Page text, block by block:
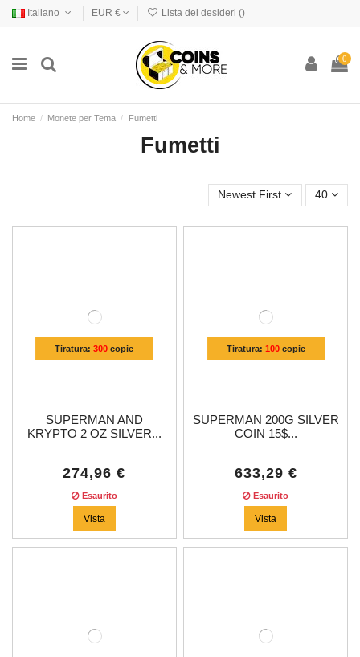
Italiano EUR € Lista dei desideri ()
0
Home Monete per Tema Fumetti
Fumetti
Newest First 40
Tiratura:300 copie
SUPERMAN AND
KRYPTO 2 OZ SILVER...
274,96 €
Esaurito
Vista
Tiratura: 100copie
SUPERMAN 200G SILVER
COIN 15$...
633,29 €
Esaurito
Vista